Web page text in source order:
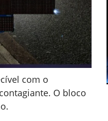
com o
O bloco